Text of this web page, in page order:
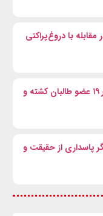
مقابله با دروغ‌پراکنی
ادعای «جبهه متحد افغانستان»: در حملات اخیر ۱۹ عضو طالبان کشته و
پاسداری از حقیقت و